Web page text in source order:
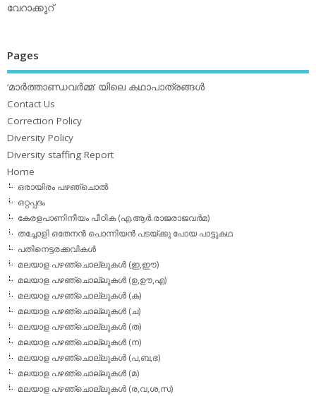
വേറാക്കൂറ്
Pages
‘മാര്‍ത്താണ്ഡവര്‍മ്മ’ യിലെ കഥാപാത്രങ്ങള്‍
Contact Us
Correction Policy
Diversity Policy
Diversity staffing Report
Home
ഒരായിരം പഴഞ്ചൊല്‍
ഒറ്റപ്പദം
കേരളപാണിനീയം പീഠിക (എ.ആര്‍.രാജരാജവര്‍മ)
തച്ചോളി ഒതേനൻ പൊന്നിയൻ പടയ്‌ക്കു പോയ പാട്ടുകഥ
പതിനെട്ടരക്കവികള്‍
മലയാള പഴഞ്ചൊല്ലുകള്‍ (ഇ,ഈ)
മലയാള പഴഞ്ചൊല്ലുകള്‍ (ഉ,ഊ,എ)
മലയാള പഴഞ്ചൊല്ലുകള്‍ (ക)
മലയാള പഴഞ്ചൊല്ലുകള്‍ (ച)
മലയാള പഴഞ്ചൊല്ലുകള്‍ (ത)
മലയാള പഴഞ്ചൊല്ലുകള്‍ (ന)
മലയാള പഴഞ്ചൊല്ലുകള്‍ (പ,ബ,ഭ)
മലയാള പഴഞ്ചൊല്ലുകള്‍ (മ)
മലയാള പഴഞ്ചൊല്ലുകള്‍ (ര,വ,ശ,സ)